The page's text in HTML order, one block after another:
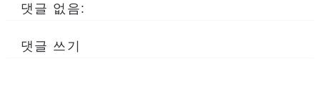
댓글 없음:
댓글 쓰기